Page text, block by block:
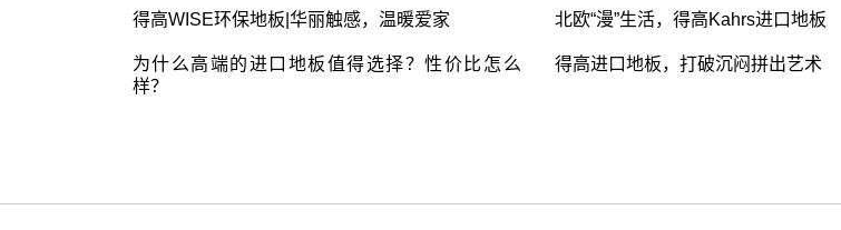
得高WISE环保地板|华丽触感，温暖爱家 北欧“漫”生活，得高Kahrs进口地板
为什么高端的进口地板值得选择？性价比怎么
样？
得高进口地板，打破沉闷拼出艺术